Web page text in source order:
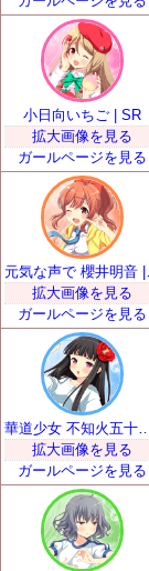
小日向いちご | SR
拡大画像を見る
ガールページを見る
拡大画像を見る
ガールページを見る
拡大画像を見る
ガールページを見る